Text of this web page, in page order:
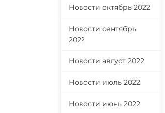
Новости октябрь 2022
Новости сентябрь
2022
Новости август 2022
Новости июль 2022
Новости июнь 2022